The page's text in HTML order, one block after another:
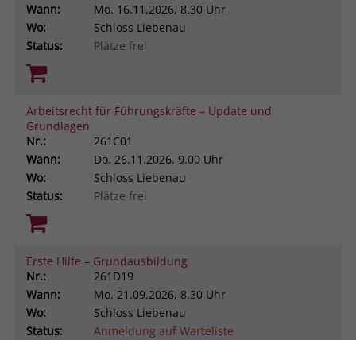
Wann:
Mo. 16.11.2026, 8.30 Uhr
Wo:
Schloss Liebenau
Status:
Plätze frei
Arbeitsrecht für Führungskräfte – Update und
Grundlagen
Nr.:
261C01
Wann:
Do. 26.11.2026, 9.00 Uhr
Wo:
Schloss Liebenau
Status:
Plätze frei
Erste Hilfe – Grundausbildung
Nr.:
261D19
Wann:
Mo. 21.09.2026, 8.30 Uhr
Wo:
Schloss Liebenau
Status:
Anmeldung auf Warteliste